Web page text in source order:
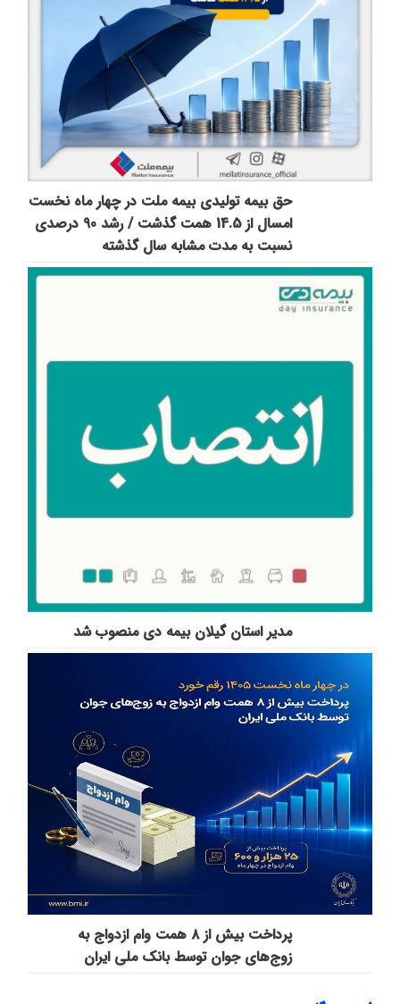
حق بیمه تولیدی بیمه ملت در چهار ماه نخست
امسال از 14.5 همت گذشت / رشد 90 درصدی
نسبت به مدت مشابه سال گذشته
مدیر استان گیلان بیمه دی منصوب شد
پرداخت بیش از ۸ همت وام ازدواج به
زوج‌های جوان توسط بانک ملی ایران